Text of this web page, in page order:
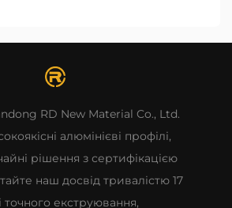
RD New Material Co., Ltd.
алюмінієві профілі,
рішення з сертифікацією
наш досвід тривалістю 17
точного екструювання,